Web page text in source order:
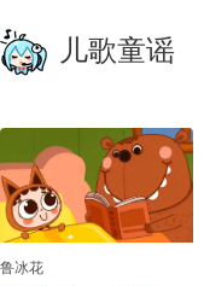
儿歌童谣
鲁冰花